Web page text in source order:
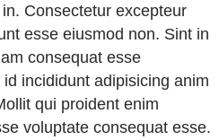
Consectetur excepteur
esse eiusmod non. Sint in
consequat esse
incididunt adipisicing anim
qui proident enim
voluptate consequat esse.